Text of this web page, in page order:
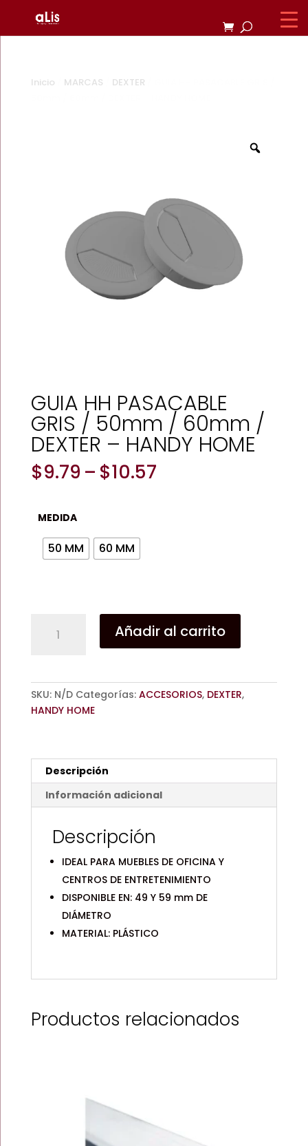
Inicio MARCAS DEXTER
GUIA HH PASACABLE
GRIS / 50mm / 60mm /
DEXTER – HANDY HOME
$9.79 – $10.57Price
MEDIDA
50 MM 60 MM
/
50mm
/
DEXTER
-
HANDY
HOME
cantidad
Añadir al carrito
SKU: N/D Categorías: ACCESORIOS, DEXTER,
HANDY HOME
Descripción
Información adicional
Descripción
IDEAL PARA MUEBLES DE OFICINA Y
CENTROS DE ENTRETENIMIENTO
DISPONIBLE EN: 49 Y 59 mm DE
DIÁMETRO
MATERIAL: PLÁSTICO
Productos relacionados